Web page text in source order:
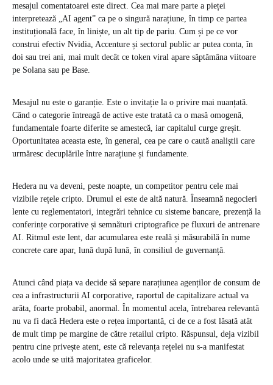
mesajul comentatoarei este direct. Cea mai mare parte a pieței
interpretează „AI agent” ca pe o singură narațiune, în timp ce partea
instituțională face, în liniște, un alt tip de pariu. Cum și pe ce vor
construi efectiv Nvidia, Accenture și sectorul public ar putea conta, în
doi sau trei ani, mai mult decât ce token viral apare săptămâna viitoare
pe Solana sau pe Base.
Mesajul nu este o garanție. Este o invitație la o privire mai nuanțată.
Când o categorie întreagă de active este tratată ca o masă omogenă,
fundamentale foarte diferite se amestecă, iar capitalul curge greșit.
Oportunitatea aceasta este, în general, cea pe care o caută analiștii care
urmăresc decuplările între narațiune și fundamente.
Hedera nu va deveni, peste noapte, un competitor pentru cele mai
vizibile rețele cripto. Drumul ei este de altă natură. Înseamnă negocieri
lente cu reglementatori, integrări tehnice cu sisteme bancare, prezență la
conferințe corporative și semnături criptografice pe fluxuri de antrenare
AI. Ritmul este lent, dar acumularea este reală și măsurabilă în nume
concrete care apar, lună după lună, în consiliul de guvernanță.
Atunci când piața va decide să separe narațiunea agenților de consum de
cea a infrastructurii AI corporative, raportul de capitalizare actual va
arăta, foarte probabil, anormal. În momentul acela, întrebarea relevantă
nu va fi dacă Hedera este o rețea importantă, ci de ce a fost lăsată atât
de mult timp pe margine de către retailul cripto. Răspunsul, deja vizibil
pentru cine privește atent, este că relevanța rețelei nu s-a manifestat
acolo unde se uită majoritatea graficelor.